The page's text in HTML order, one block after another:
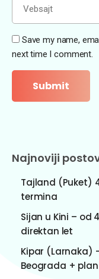
Save my name,
next time I comment.
Najnoviji
Tajland (Puket)
termina
Sijan u Kini –
direktan let
Kipar (Larnaka)
Beograda +